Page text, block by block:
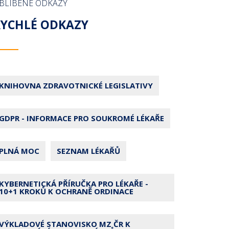
ODKAZY
ODKAZY
ZDRAVOTNICKÉ LEGISLATIVY
- INFORMACE PRO SOUKROMÉ LÉKAŘE
MOC SEZNAM LÉKAŘŮ
PŘÍRUČKA PRO LÉKAŘE -
KROKŮ K OCHRANĚ ORDINACE
STANOVISKO MZ ČR K